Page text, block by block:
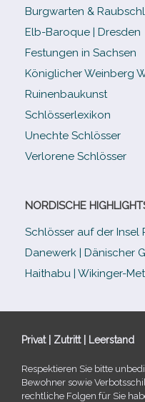
Burgwarten &
Elb-​Baroque | Dresden
Festungen in Sachsen
Königlicher Weinberg
Ruinenbaukunst
Schlösserlexikon
Unechte Schlösser
Verlorene Schlösser
NORDISCHE
Schlösser auf der Insel
Danewerk | Dänischer
Haithabu | Wikinger-
Privat | Zutritt | Leerstand
Respektieren Sie bitte
Bewohner sowie
recht­li­che Folgen für Sie